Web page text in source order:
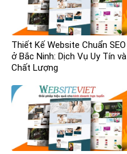
Thiết Kế Website Chuẩn SEO
ở Bắc Ninh: Dịch Vụ Uy Tín và
Chất Lượng